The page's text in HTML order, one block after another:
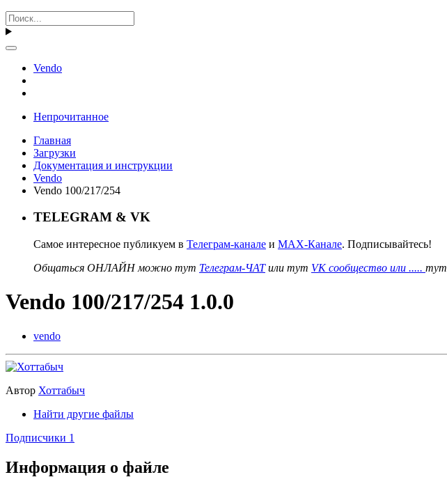
Vendo
Непрочитанное
Главная
Загрузки
Документация и инструкции
Vendo
Vendo 100/217/254
TELEGRAM & VK
Самое интересное публикуем в Телеграм-канале и MAX-Канале. Подписывайтесь!
Общаться ОНЛАЙН можно тут Телеграм-ЧАТили тут VK сообщество или ..... тут
Vendo 100/217/254 1.0.0
vendo
Автор Хоттабыч
Найти другие файлы
Подписчики 1
Информация о файле